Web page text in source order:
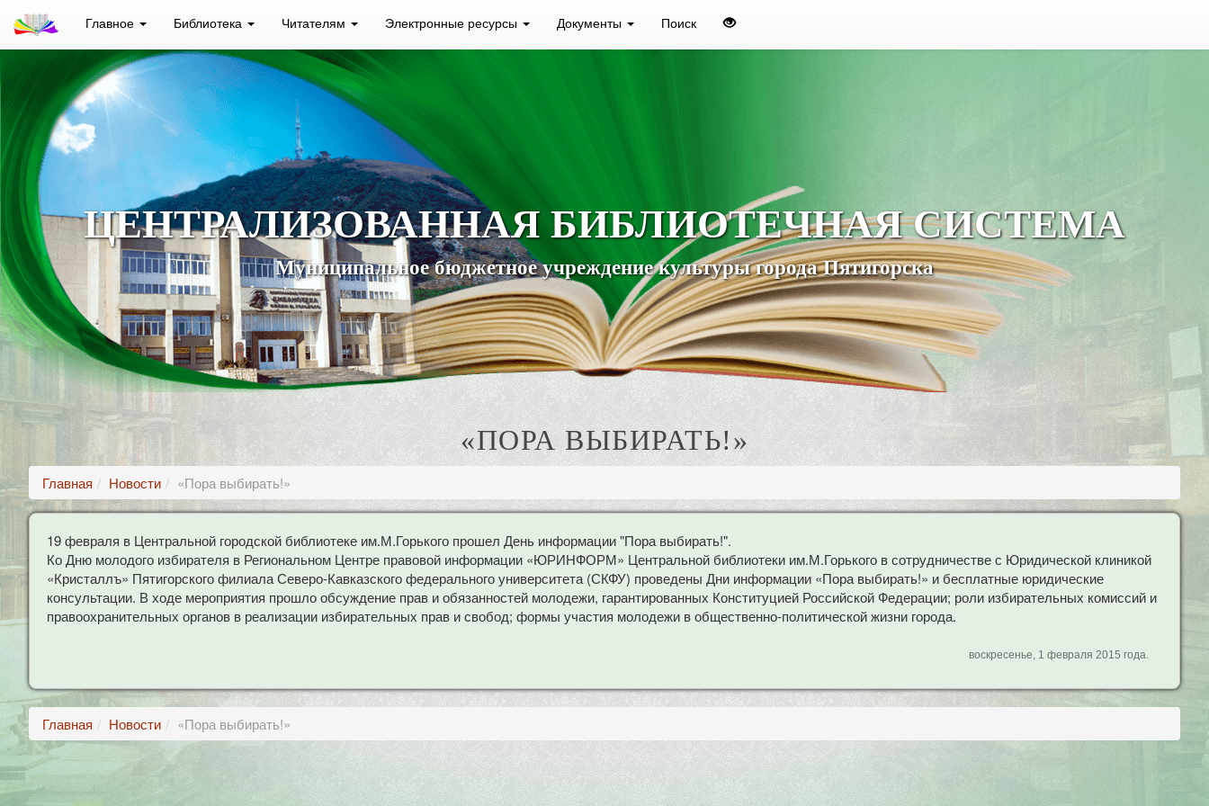
Главное Библиотека Читателям Электронные ресурсы Документы Поиск
ЦЕНТРАЛИЗОВАННАЯ БИБЛИОТЕЧНАЯ СИСТЕМА
Муниципальное бюджетное учреждение культуры города Пятигорска
«ПОРА ВЫБИРАТЬ!»
Главная Новости «Пора выбирать!»
19 февраля в Центральной городской библиотеке им.М.Горького прошел День информации "Пора выбирать!".
Ко Дню молодого избирателя в Региональном Центре правовой информации «ЮРИНФОРМ» Центральной библиотеки им.М.Горького в сотрудничестве с Юридической клиникой
«Кристаллъ» Пятигорского филиала Северо-Кавказского федерального университета (СКФУ) проведены Дни информации «Пора выбирать!» и бесплатные юридические
консультации. В ходе мероприятия прошло обсуждение прав и обязанностей молодежи, гарантированных Конституцией Российской Федерации; роли избирательных комиссий и
правоохранительных органов в реализации избирательных прав и свобод; формы участия молодежи в общественно-политической жизни города.
воскресенье, 1 февраля 2015 года.
Главная Новости «Пора выбирать!»